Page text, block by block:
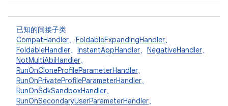
已知的间接子类
CompatHandler、 FoldableExpandingHandler、
FoldableHandler、 InstantAppHandler、 NegativeHandler、
NotMultiAbiHandler、
RunOnCloneProfileParameterHandler、
RunOnPrivateProfileParameterHandler、
RunOnSdkSandboxHandler、
RunOnSecondaryUserParameterHandler、